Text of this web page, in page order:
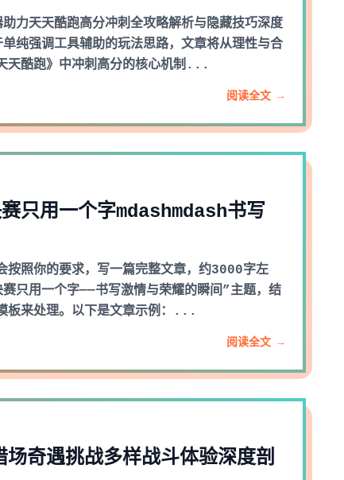
力天天酷跑高分冲刺全攻略解析与隐藏技巧深度
纯强调工具辅助的玩法思路，文章将从理性与合
天酷跑》中冲刺高分的核心机制...
阅读全文 →
只用一个字mdashmdash书写
按照你的要求，写一篇完整文章，约3000字左
只用一个字——书写激情与荣耀的瞬间”主题，结
板来处理。以下是文章示例：...
阅读全文 →
场奇遇挑战多样战斗体验深度剖